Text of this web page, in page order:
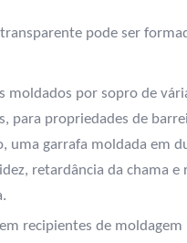
pode ser
moldados por sopro de
para propriedades de
garrafa moldada em
retardância da chama
recipientes de